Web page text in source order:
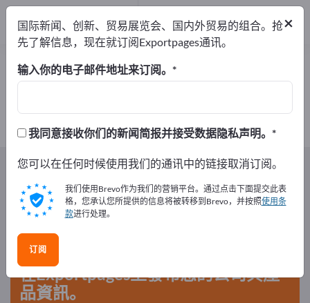
魚卵 – 查找制造商和供应商
3 2 1
制造商2
经销商1
Exportpages 食品及饮品 鱼类与鱼类制品
鱼罐头
魚卵
在Exportpages免費刊登廣告！
需求 – 供應 – 二手商品 – 商業聯繫 >> 由此開始
在Exportpages上發布您的公司與產
品資訊。
×
国际新闻、创新、贸易展览会、国内外贸易的组合。抢
先了解信息，现在就订阅Exportpages通讯。
输入你的电子邮件地址来订阅。
我同意接收你们的新闻简报并接受数据隐私声明。
您可以在任何时候使用我们的通讯中的链接取消订阅。
我们使用Brevo作为我们的营销平台。通过点击下面提交此表
格，您承认您所提供的信息将被转移到Brevo，并按照使用条
款进行处理。
订阅